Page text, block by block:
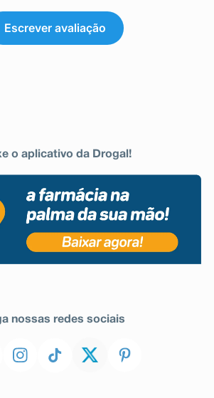
Escrever avaliação
o aplicativo da Drogal!
nossas redes sociais